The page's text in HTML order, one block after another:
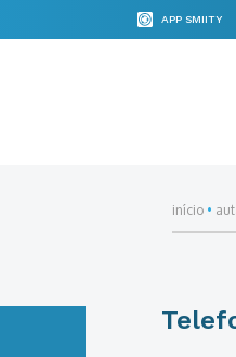
APP SMIITY
início•